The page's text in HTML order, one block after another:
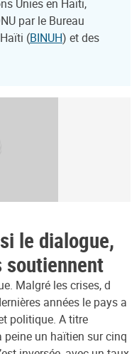
Unies en Haïti,
par le Bureau
(BINUH) et des
le dialogue,
soutiennent
Malgré les crises, d
années le pays a
politique. A titre
peine un haïtien sur cinq